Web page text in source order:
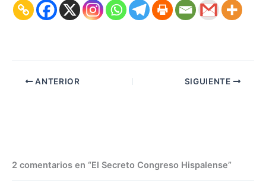
ANTERIOR SIGUIENTE
2 comentarios en “El Secreto Congreso Hispalense”